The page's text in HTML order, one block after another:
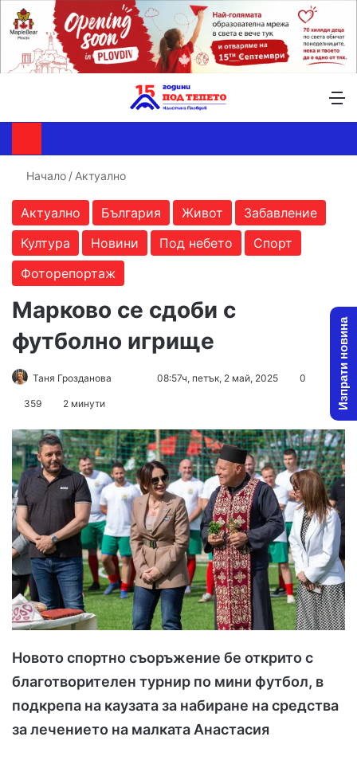
Начало / Актуално
Актуално България Живот
Забавление
Култура
Новини Под небето
Спорт
Фоторепортаж
Марково се сдоби с
футболно игрище
Таня Грозданова
Send08:57ч, петък, 2 май, 2025 0
359 2 минути
Новото спортно съоръжение бе открито с
благотворителен турнир по мини футбол, в
подкрепа на каузата за набиране на средства
за лечението на малката Анастасия
Изпрати новина